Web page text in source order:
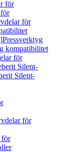
för
för
Pressverktyg
kompatibilitet
för
Silent-
Silent-
för
för